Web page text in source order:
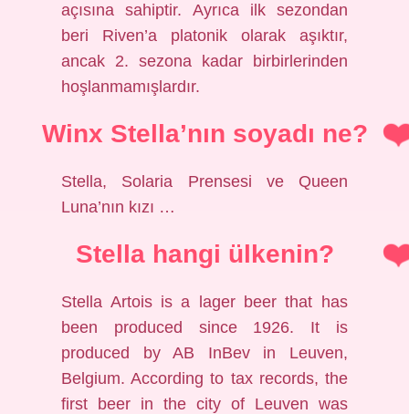
açısına sahiptir. Ayrıca ilk sezondan
beri Riven’a platonik olarak aşıktır,
ancak 2. sezona kadar birbirlerinden
hoşlanmamışlardır.
Winx Stella’nın soyadı ne?
Stella, Solaria Prensesi ve Queen
Luna’nın kızı …
Stella hangi ülkenin?
Stella Artois is a lager beer that has
been produced since 1926. It is
produced by AB InBev in Leuven,
Belgium. According to tax records, the
first beer in the city of Leuven was